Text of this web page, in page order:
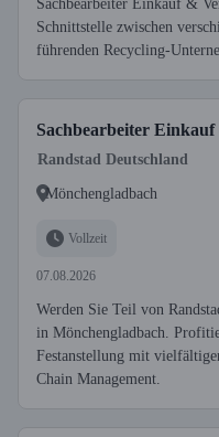
Sachbearbeiter Einkauf &
Schnittstelle zwischen
führenden Recycling-
Sachbearbeiter Einkauf
Randstad Deutschland
Mönchengladbach
Vollzeit
07.08.2026
Werden Sie Teil von
in Mönchengladbach.
Festanstellung mit
Chain Management.